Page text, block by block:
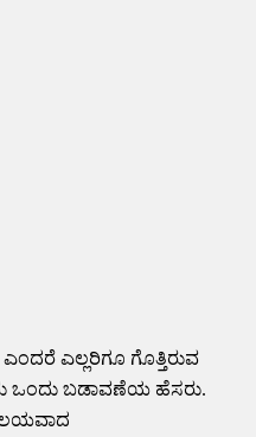
ಎಂದರೆ ಎಲ್ಲರಿಗೂ ಗೊತ್ತಿರುವ
ಒಂದು ಬಡಾವಣೆಯ ಹೆಸರು.